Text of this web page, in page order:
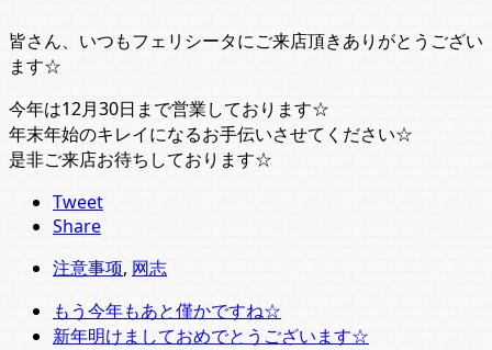
皆さん、いつもフェリシータにご来店頂きありがとうござい
ます☆
今年は12月30日まで営業しております☆
年末年始のキレイになるお手伝いさせてください☆
是非ご来店お待ちしております☆
Tweet
Share
注意事项, 网志
もう今年もあと僅かですね☆
新年明けましておめでとうございます☆